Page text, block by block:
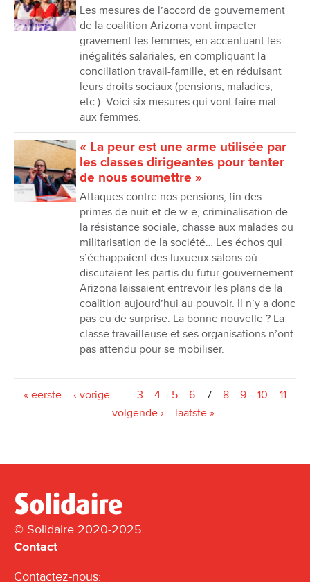
Les mesures de l’accord de gouvernement
de la coalition Arizona vont impacter
gravement les femmes, en accentuant les
inégalités salariales, en compliquant la
conciliation travail-famille, et en réduisant
leurs droits sociaux (pensions, maladies,
etc.). Voici six mesures qui vont faire mal
aux femmes.
« La peur est une arme utilisée par
les classes dirigeantes pour tenter
de nous soumettre »
Attaques contre nos pensions, fin des
primes de nuit et de w-e, criminalisation de
la résistance sociale, chasse aux malades ou
militarisation de la société… Les échos qui
sʼéchappaient des luxueux salons où
discutaient les partis du futur gouvernement
Arizona laissaient entrevoir les plans de la
coalition aujourdʼhui au pouvoir. Il n’y a donc
pas eu de surprise. La bonne nouvelle ? La
classe travailleuse et ses organisations nʼont
pas attendu pour se mobiliser.
« eerste ‹ vorige … 3 4 5 6 7 8 9 10
11
…
volgende › laatste »
© Solidaire 2020-2025
Contact
Contactez-nous: